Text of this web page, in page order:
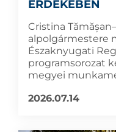
ÉRDEKÉBEN
Cristina
alpolgármestere
Északnyugati
programsorozat
megyei
2026.07.14